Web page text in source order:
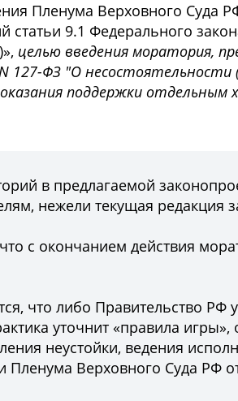
Пленума Верховного Суда
9.1 Федерального
целью введения моратория,
127-ФЗ "О несостоятельности
поддержки отдельным
в предлагаемой
нежели текущая редакция
с окончанием действия
что либо Правительство РФ
уточнит «правила
неустойки, ведения
Пленума Верховного Суда РФ